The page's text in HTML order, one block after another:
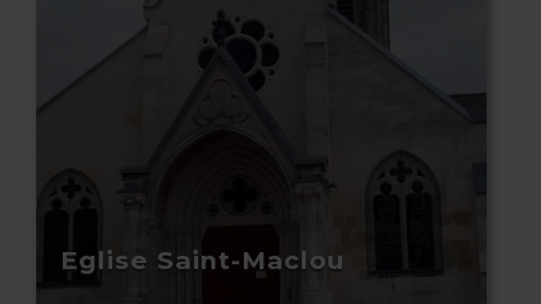
Eglise Saint-Maclou